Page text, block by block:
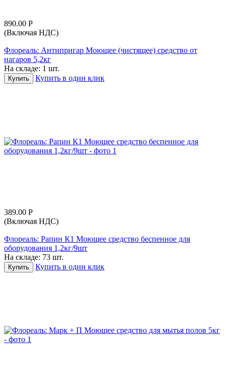
890.00 Р
(Включая НДС)
Флореаль: Антипригар Моющее (чистящее) средство от
нагаров 5,2кг
На складе: 1 шт.
Купить Купить в один клик
389.00 Р
(Включая НДС)
Флореаль: Рапин К1 Моющее средство беспенное для
оборудования 1,2кг/9шт
На складе: 73 шт.
Купить Купить в один клик